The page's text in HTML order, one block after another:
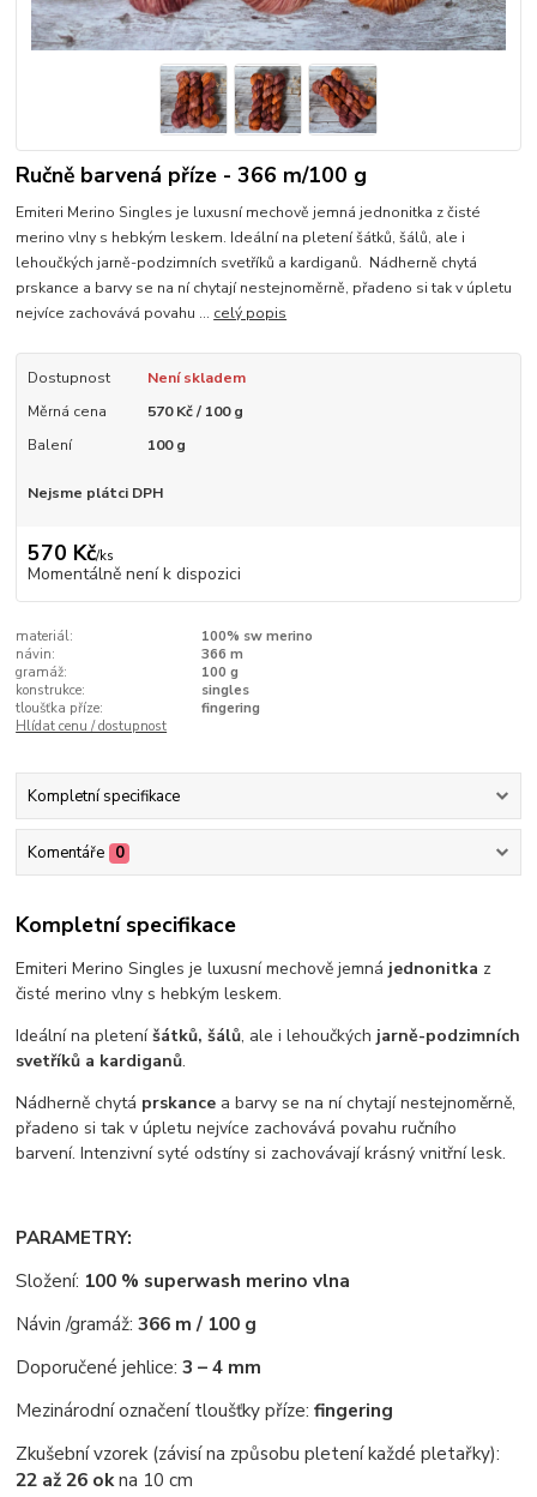
Ručně barvená příze - 366 m/100 g
Emiteri Merino Singles je luxusní mechově jemná jednonitka z čisté
merino vlny s hebkým leskem. Ideální na pletení šátků, šálů, ale i
lehoučkých jarně-podzimních svetříků a kardiganů. Nádherně chytá
prskance a barvy se na ní chytají nestejnoměrně, přadeno si tak v úpletu
nejvíce zachovává povahu ... celý popis
Dostupnost
Není skladem
Měrná cena
570 Kč / 100 g
Balení
100 g
Nejsme plátci DPH
570 Kč/ks
Momentálně není k dispozici
materiál:
100% sw merino
návin:
366 m
gramáž:
100 g
konstrukce:
singles
tloušťka příze:
fingering
Hlídat cenu / dostupnost
Kompletní specifikace
Komentáře 0
Kompletní specifikace
Emiteri Merino Singles je luxusní mechově jemná jednonitka z
čisté merino vlny s hebkým leskem.
Ideální na pleteníšátků, šálů, ale i lehoučkých jarně-podzimních
svetříků a kardiganů.
Nádherně chytá prskance a barvy se na ní chytají nestejnoměrně,
přadeno si tak v úpletu nejvíce zachovává povahu ručního
barvení. Intenzivní syté odstíny si zachovávají krásný vnitřní lesk.
PARAMETRY:
Složení: 100 % superwash merino vlna
Návin /gramáž: 366 m / 100 g
Doporučené jehlice:3 – 4 mm
Mezinárodní označení tloušťky příze:fingering
Zkušební vzorek (závisí na způsobu pletení každé pletařky):
22 až 26 okna 10 cm